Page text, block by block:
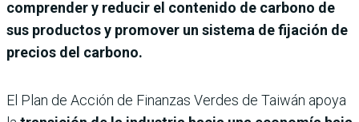
comprender y reducir el contenido de carbono de
sus productos y promover un sistema de fijación de
precios del carbono.
El Plan de Acción de Finanzas Verdes de Taiwán apoya